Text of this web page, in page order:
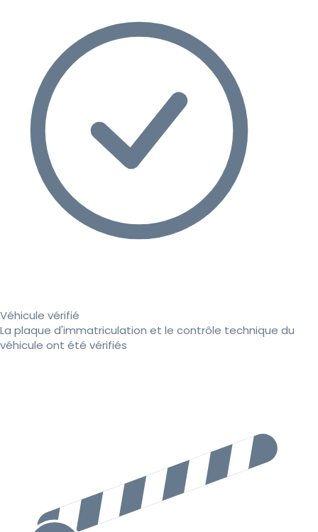
Véhicule vérifié
La plaque d'immatriculation et le contrôle technique du
véhicule ont été vérifiés